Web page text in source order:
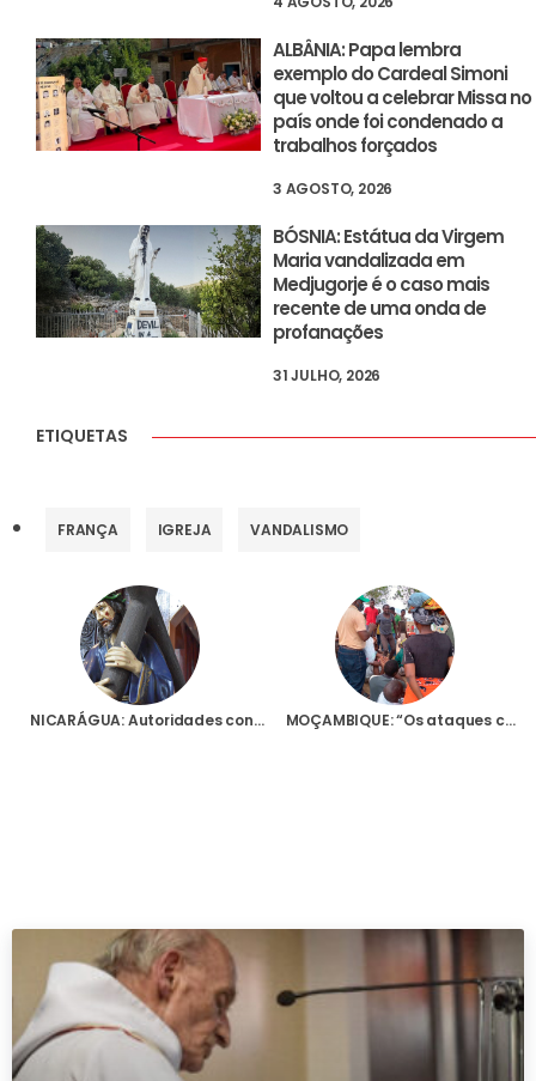
ALBÂNIA: Papa lembra
exemplo do Cardeal Simoni
que voltou a celebrar Missa no
país onde foi condenado a
trabalhos forçados
3 AGOSTO, 2026
BÓSNIA: Estátua da Virgem
Maria vandalizada em
Medjugorje é o caso mais
recente de uma onda de
profanações
31 JULHO, 2026
ETIQUETAS
FRANÇA IGREJA VANDALISMO
NICARÁGUA: Autoridades confiscam mosteiro das Irmãs Trapistas e expulsam do país mais um padre e duas religiosas MOÇAMBIQUE: “Os ataques continuam”, confirma padre Kwiriwi Fonseca, após visita à região de Cabo Delgado